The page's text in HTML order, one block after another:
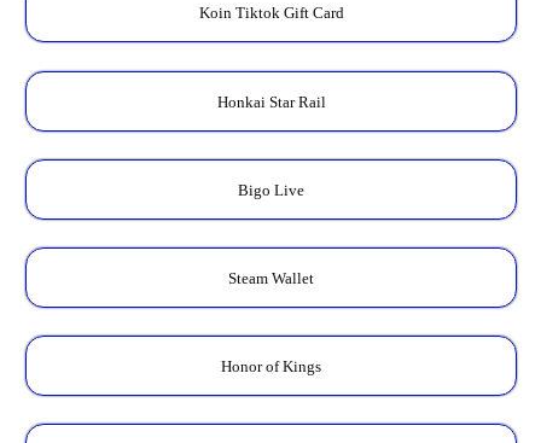
Koin Tiktok Gift Card
Honkai Star Rail
Bigo Live
Steam Wallet
Honor of Kings